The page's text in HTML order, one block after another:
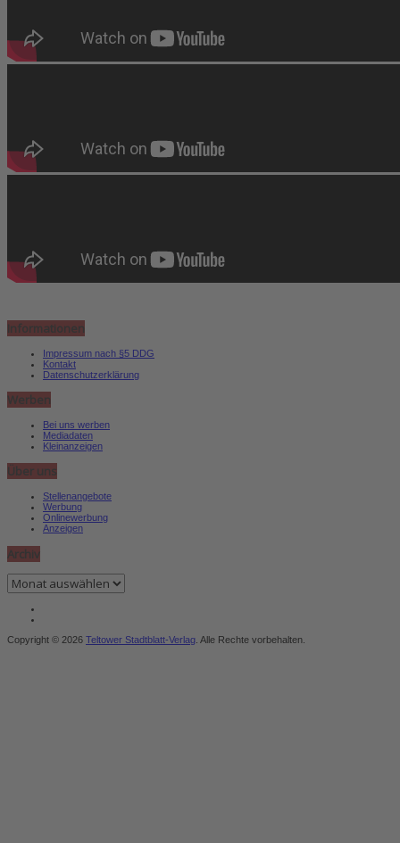
Informationen
Impressum nach §5 DDG
Kontakt
Datenschutzerklärung
Werben
Bei uns werben
Mediadaten
Kleinanzeigen
Über uns
Stellenangebote
Werbung
Onlinewerbung
Anzeigen
Archiv
Archiv
Copyright © 2026 Teltower Stadtblatt-Verlag . Alle Rechte vorbehalten.